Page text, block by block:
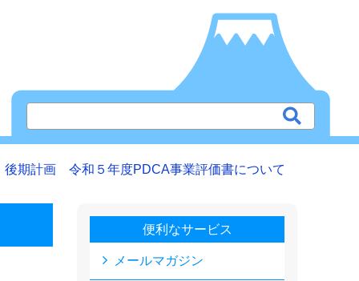
後期計画 令和５年度PDCA事業評価書について
便利なサービス
メールマガジン